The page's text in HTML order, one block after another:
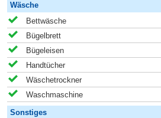
Wäsche
Bettwäsche
Bügelbrett
Bügeleisen
Handtücher
Wäschetrockner
Waschmaschine
Sonstiges